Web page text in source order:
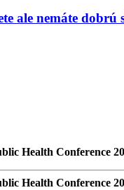
ale nemáte dobrú
Health Conference
Health Conference